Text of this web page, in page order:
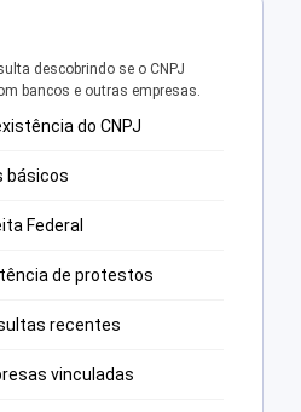
descobrindo se o CNPJ
bancos e outras empresas.
do CNPJ
básicos
Federal
de protestos
recentes
vinculadas